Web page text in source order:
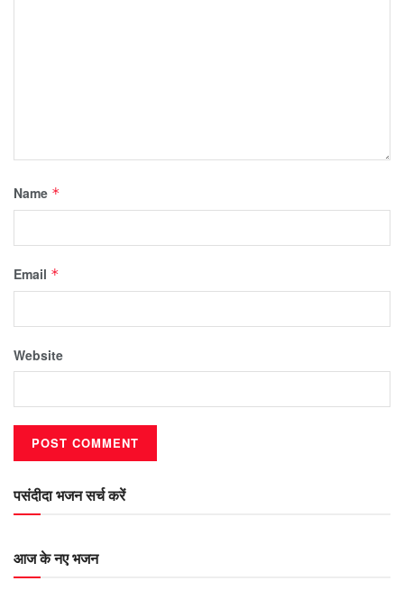
Name *
Email *
Website
पसंदीदा भजन सर्च करें
आज के नए भजन